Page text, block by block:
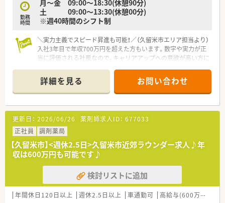
実績）
■正社員の平均残業時間は月10時間程度で1日20～30分程度で
＜長く働ける環境作り＞
■結婚・出産・育児において様々な休暇・祝金制度を設けておりま
■全社員リフレッシュ休暇で年1回、連続5日間の休暇取得が可
能です。
■年間休日は109日と多く、月の休みは9日ほどございます。
証でかつ継続的な促進をしている「プラチナくるみんマーク」の
認定を受けております。
■全店舗「調剤・監査・投薬」の流れのルールが統一されているた
めヘルプや異動の際も勤務しやすい環境です。
■パートの方も勤務実績に準じて法定通りの有給休暇がござい
ます。
＜学べる研修制度＞
■外来がん認定薬剤師や漢方専門薬剤師も在籍しています。
■外来がん認定、糖尿病や在宅をケアする専門薬剤師を育てるプ
ロジェクトを開始し、勉強会や社内研修、学会参加、病院研修な
勤務
時間
月～金 09:00～18:30(休憩90分)
土 09:00～13:30(休憩00分)
※週40時間のシフト制
＼実力主義でスピード昇進も可能！／（久留米市エリア担当より）
入社3年目で年収700万円を超えた方もいます。数字や実力が正
当に評価される社風なので、キャリアアップへの意欲が高い方に
【店舗情報と応需状況について】
■西鉄久留米駅から徒歩10分程度の好立地にあり、内科や循環
器科の処方箋をメインに1日40枚程応需します。
■広域の医療機関からも月に50件以上の処方箋を受け付けてお
り、多種多様な処方内容を経験できる環境です。
■在宅業務では個人宅や施設に加え、週に70名分以上の透析患
者様への調剤や配送にも対応しております。
【募集背景と求める人物像について】
■地域医療への貢献度をさらに高めるための増員募集であり、組
織の体制強化を図るために新しい仲間を募ります。
■周囲と円滑に連携しながら業務に取り組める方や、患者様のた
めに自ら考えて行動できる方を求めています。
詳細を見る お問い合わせ
更新日： 2026/06/26 薬剤師求人ID： 677033
正社員
調剤薬局
【久留米市】<週休2.5日>久留米市近郊ラウンダー求人♪年
収は600万円も可能です♪
検討リストに追加
年間休日120日以上 週休2.5日以上 車通勤可 高給与(600万円以上)